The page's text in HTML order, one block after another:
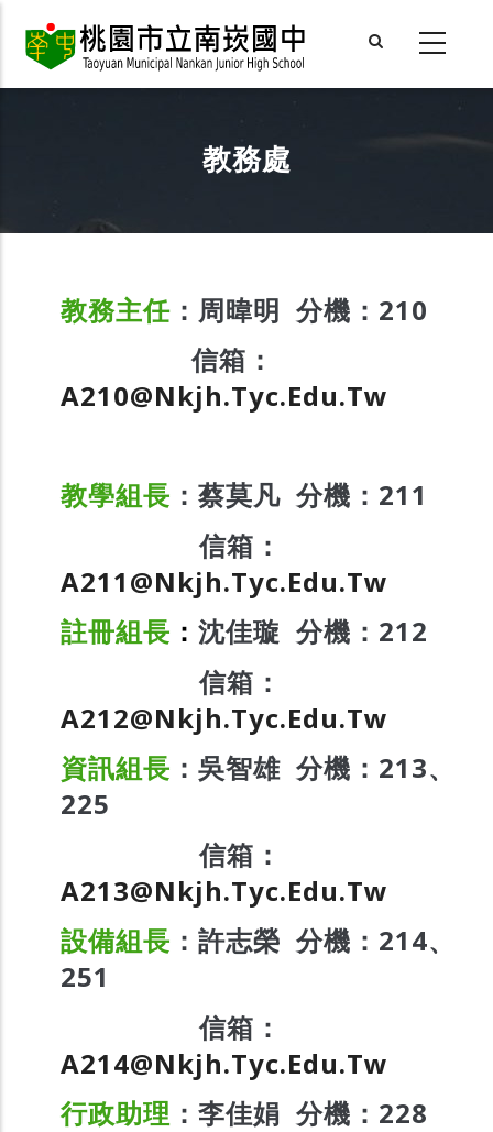
教務處
教務主任 ：周暐明 分機：210
信箱：
A210@nkjh.tyc.edu.tw
教學組長 ：蔡莫凡 分機：211
信箱：
A211@nkjh.tyc.edu.tw
註冊組長 ： 沈佳璇 分機：212
信箱：
A212@nkjh.tyc.edu.tw
資訊組長 ：吳智雄 分機：213、
225
信箱：
A213@nkjh.tyc.edu.tw
設備組長 ：許志榮 分機：214、
251
信箱：
A214@nkjh.tyc.edu.tw
行政助理 ：李佳娟 分機：228